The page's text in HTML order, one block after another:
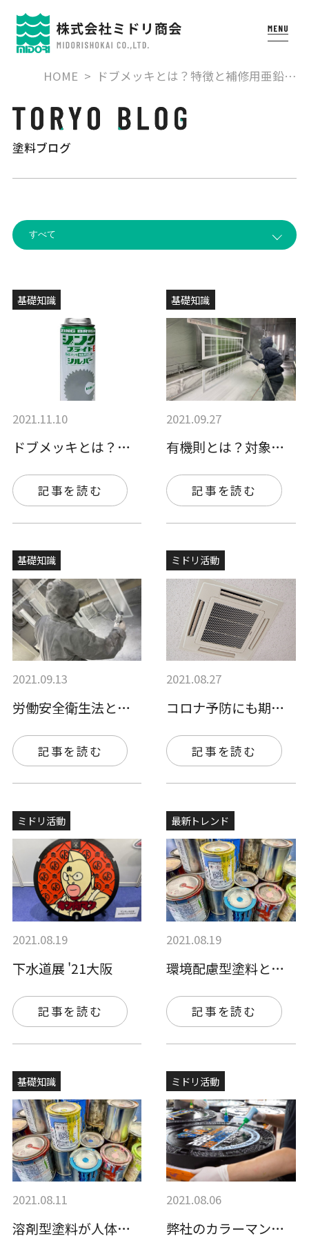
HOME ドブメッキとは？特徴と補修用亜鉛…
塗料ブログ
基礎知識
2021.11.10
ドブメッキとは？特徴と補修用亜鉛メッキ塗…
記事を読む
基礎知識
2021.09.27
有機則とは？対象となる事業者や有機溶剤取…
記事を読む
基礎知識
2021.09.13
労働安全衛生法とは？塗装業務に関わる内容…
記事を読む
ミドリ活動
2021.08.27
コロナ予防にも期待？！抗菌・抗ウイルスフ…
記事を読む
ミドリ活動
2021.08.19
下水道展 '21大阪
記事を読む
最新トレンド
2021.08.19
環境配慮型塗料とは？溶剤型塗料に代わるお…
記事を読む
基礎知識
2021.08.11
溶剤型塗料が人体に及ぼす影響とは？具体的…
ミドリ活動
2021.08.06
弊社のカラーマンホール用塗料は韓国のマン…